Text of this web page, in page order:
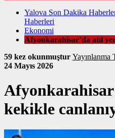
Yalova Son Dakika
Haberleri
Ekonomi
Afyonkarahisar’da atıl
59 kez okunmuştur
24 Mayıs 2026
kekikle